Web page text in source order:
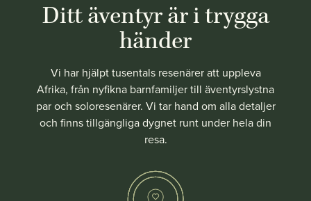
Ditt äventyr är i trygga
händer
Vi har hjälpt tusentals resenärer att uppleva
Afrika, från nyfikna barnfamiljer till äventyrslystna
par och soloresenärer. Vi tar hand om alla detaljer
och finns tillgängliga dygnet runt under hela din
resa.